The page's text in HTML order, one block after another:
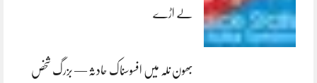
لے اڑے
بھون نلہ میں افسوسناک حادثہ — بزرگ شخص